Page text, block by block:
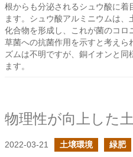
根からも分泌されるシュウ酸に着
ます。シュウ酸アルミニウムは
化合物を形成し、これが菌のコ
草菌への抗菌作用を示すと考えら
ズムは不明ですが、銅イオンと
ます。
物理性が向上した
2022-03-21 土壌環境 緑肥